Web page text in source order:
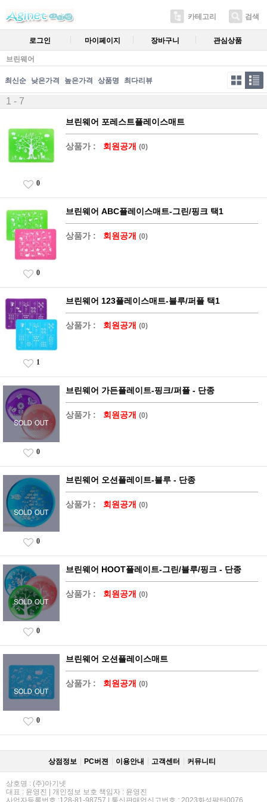
카테고리 검색
로그인 마이페이지 장바구니 관심상품
브린웨어
최신순 낮은가격 높은가격 상품명 최다리뷰
1 - 7
브린웨어 포레스트플레이스매트
상품가 : 회원공개 (0)
0
브린웨어 ABC플레이스매트-그린/핑크 택1
상품가 : 회원공개 (0)
0
브린웨어 123플레이스매트-블루/퍼플 택1
상품가 : 회원공개 (0)
1
브린웨어 가든플레이트-핑크/퍼플 - 단종
상품가 : 회원공개 (0)
0
브린웨어 오션플레이트-블루 - 단종
상품가 : 회원공개 (0)
0
브린웨어 HOOT플레이트-그린/블루/핑크 - 단종
상품가 : 회원공개 (0)
0
브린웨어 오션플레이스매트
상품가 : 회원공개 (0)
0
상점정보 PC버젼 이용안내 고객센터 커뮤니티
상호명 : (주)아기넷
대표 : 윤영진 | 개인정보 보호 책임자 : 윤영진
사업자등록번호 :128-81-98757 | 통신판매업신고번호 : 2023화성팔탄0076